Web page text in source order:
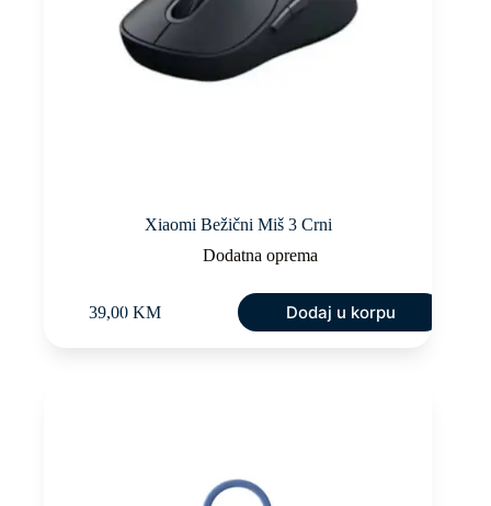
Xiaomi Bežični Miš 3 Crni
Dodatna oprema
39,00 KM Dodaj u korpu